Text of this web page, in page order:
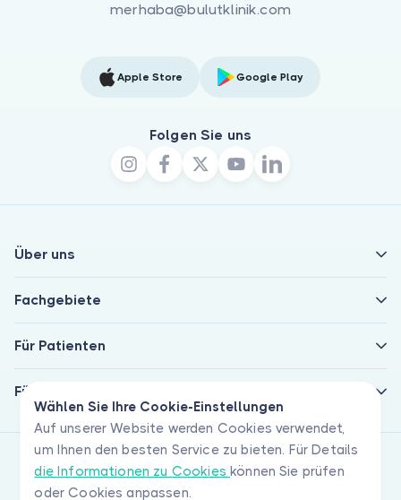
Wählen Sie Ihre Cookie-Einstellungen
Auf unserer Website werden Cookies verwendet,
um Ihnen den besten Service zu bieten. Für Details
die Informationen zu Cookieskönnen Sie prüfen
oder Cookies anpassen.
merhaba@bulutklinik.com
Apple Store Google Play
Folgen Sie uns
Über uns
Fachgebiete
Für Patienten
Für Ärzte